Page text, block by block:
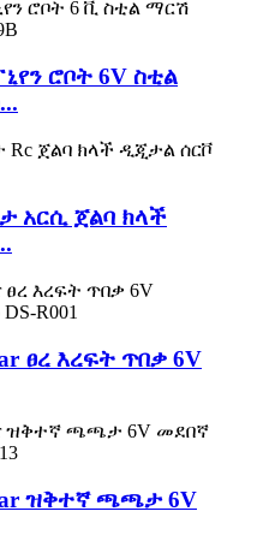
ሮቦት 6V ስቲል
አርሲ ጀልባ ክላች
ፀረ እረፍት ጥበቃ 6V
ዝቅተኛ ጫጫታ 6V